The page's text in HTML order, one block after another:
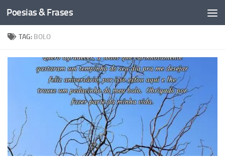
Skip to content
Poesias & Frases
TAG: BOLO